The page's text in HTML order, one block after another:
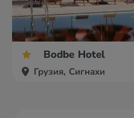
Bodbe Hotel
Грузия, Сигнахи